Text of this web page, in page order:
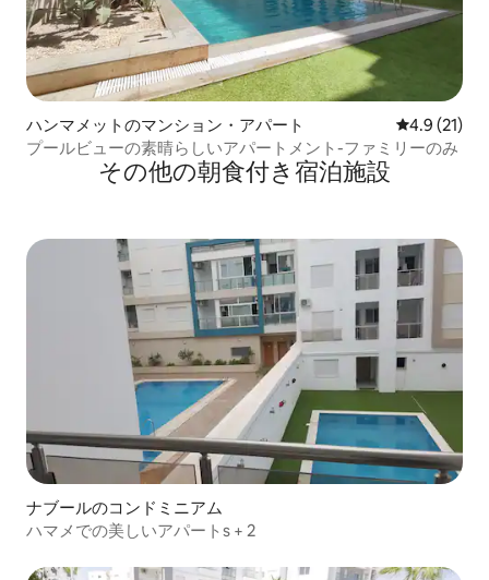
ハンマメットのマンション・アパート レビュー21
4.9 (21)
プールビューの素晴らしいアパートメント-ファミリーのみ
その他の朝食付き宿泊施設
ナブールのコンドミニアム
ハマメでの美しいアパートs + 2